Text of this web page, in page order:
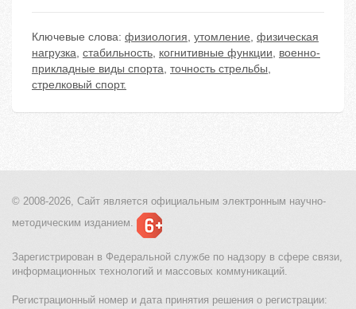
Ключевые слова: физиология, утомление, физическая
нагрузка, стабильность, когнитивные функции, военно-
прикладные виды спорта, точность стрельбы,
стрелковый спорт.
© 2008-2026, Сайт является официальным электронным научно-
методическим изданием.
Зарегистрирован в Федеральной службе по надзору в сфере связи,
информационных технологий и массовых коммуникаций.
Регистрационный номер и дата принятия решения о регистрации: